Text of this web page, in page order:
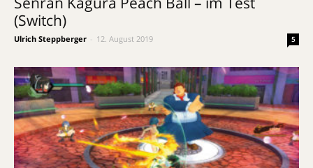
(Switch)
Ulrich Steppberger 12. August 2019 5